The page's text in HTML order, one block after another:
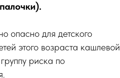
опасно для детского
этого возраста кашлевой
риска по